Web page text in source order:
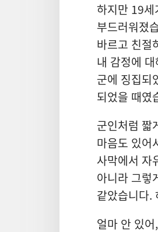
하지만 19세
부드러워졌
바르고 친절
내 감정에
군에 징집되
되었을 때였
군인처럼 짧
마음도 있어
사막에서 자
아니라 그렇
같았습니다.
얼마 안 있